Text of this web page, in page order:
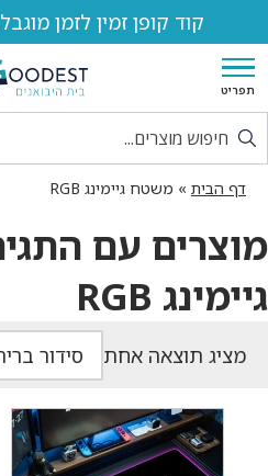
קוד קופן זמין לזמן מוגבל, 54321 -
תפריט
דף הבית » משטח גיימינג RGB
מוצרים עם
גיימינג RGB
מציג תוצאה אחת